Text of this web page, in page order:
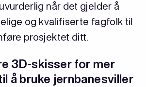
når det gjelder å
og kvalifiserte fagfolk til
prosjektet ditt.
3D-skisser for mer
å bruke jernbanesviller